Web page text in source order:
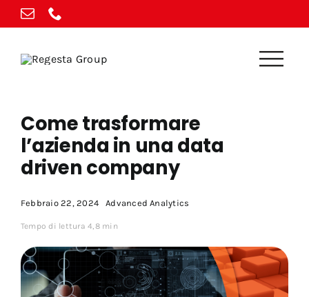
al
Come trasformare
l’azienda in una data
driven company
Febbraio 22, 2024 Advanced Analytics
Tempo di lettura 4,8 min